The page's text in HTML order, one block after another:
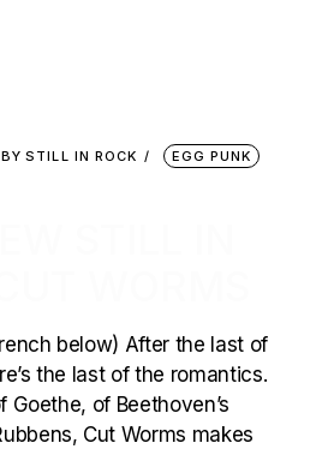
BY STILL IN ROCK
EGG PUNK
below) After the last of
the last of the romantics.
Goethe, of Beethoven’s
Cut Worms makes